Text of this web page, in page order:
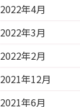
2022年4月
2022年3月
2022年2月
2021年12月
2021年6月